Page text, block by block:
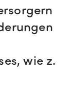
wie z.